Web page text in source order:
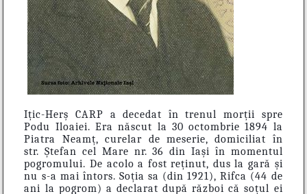
Ițic-Herș CARP a decedat în trenul morții spre
Podu Iloaiei. Era născut la 30 octombrie 1894 la
Piatra Neamț, curelar de meserie, domiciliat în
str. Ștefan cel Mare nr. 36 din Iași în momentul
pogromului. De acolo a fost reținut, dus la gară și
nu s-a mai întors. Soția sa (din 1921), Rifca (44 de
ani la pogrom) a declarat după război că soțul ei